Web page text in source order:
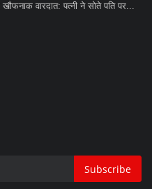
वारदात: पत्नी ने सोते पति पर...
Subscribe